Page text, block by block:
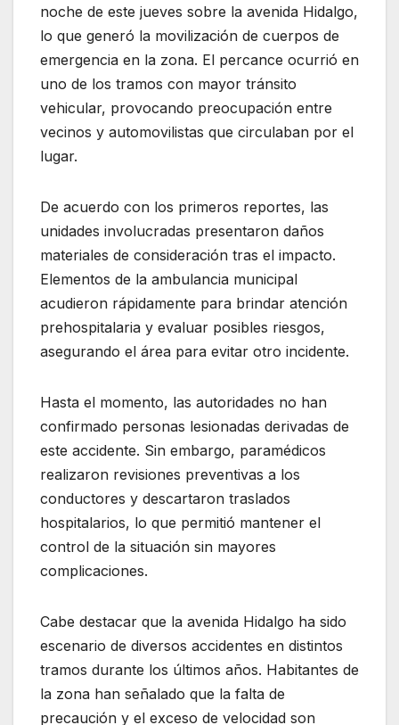
noche de este jueves sobre la avenida Hidalgo,
lo que generó la movilización de cuerpos de
emergencia en la zona. El percance ocurrió en
uno de los tramos con mayor tránsito
vehicular, provocando preocupación entre
vecinos y automovilistas que circulaban por el
lugar.
De acuerdo con los primeros reportes, las
unidades involucradas presentaron daños
materiales de consideración tras el impacto.
Elementos de la ambulancia municipal
acudieron rápidamente para brindar atención
prehospitalaria y evaluar posibles riesgos,
asegurando el área para evitar otro incidente.
Hasta el momento, las autoridades no han
confirmado personas lesionadas derivadas de
este accidente. Sin embargo, paramédicos
realizaron revisiones preventivas a los
conductores y descartaron traslados
hospitalarios, lo que permitió mantener el
control de la situación sin mayores
complicaciones.
Cabe destacar que la avenida Hidalgo ha sido
escenario de diversos accidentes en distintos
tramos durante los últimos años. Habitantes de
la zona han señalado que la falta de
precaución y el exceso de velocidad son